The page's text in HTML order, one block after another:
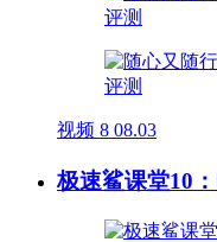
视频 8 08.03
极速鲨课堂10